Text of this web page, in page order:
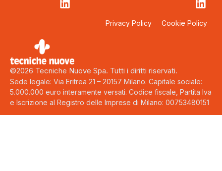
Privacy Policy Cookie Policy
©2026 Tecniche Nuove Spa. Tutti i diritti riservati.
Sede legale: Via Eritrea 21 – 20157 Milano. Capitale sociale:
5.000.000 euro interamente versati. Codice fiscale, Partita Iva
e Iscrizione al Registro delle Imprese di Milano: 00753480151